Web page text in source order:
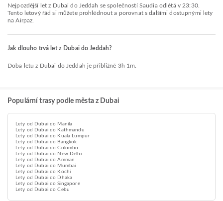
Nejpozdější let z Dubai do Jeddah se společností Saudia odlétá v 23:30.
Tento letový řád si můžete prohlédnout a porovnat s dalšími dostupnými lety
na Airpaz.
Jak dlouho trvá let z Dubai do Jeddah?
Doba letu z Dubai do Jeddah je přibližně 3h 1m.
Populární trasy podle města z Dubai
Lety od Dubai do Manila
Lety od Dubai do Kathmandu
Lety od Dubai do Kuala Lumpur
Lety od Dubai do Bangkok
Lety od Dubai do Colombo
Lety od Dubai do New Delhi
Lety od Dubai do Amman
Lety od Dubai do Mumbai
Lety od Dubai do Kochi
Lety od Dubai do Dhaka
Lety od Dubai do Singapore
Lety od Dubai do Cebu